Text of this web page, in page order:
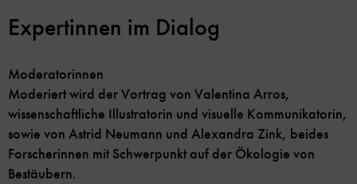
Expertinnen im Dialog
Moderatorinnen
Moderiert wird der Vortrag von Valentina Arros,
wissenschaftliche Illustratorin und visuelle Kommunikatorin,
sowie von Astrid Neumann und Alexandra Zink, beides
Forscherinnen mit Schwerpunkt auf der Ökologie von
Bestäubern.